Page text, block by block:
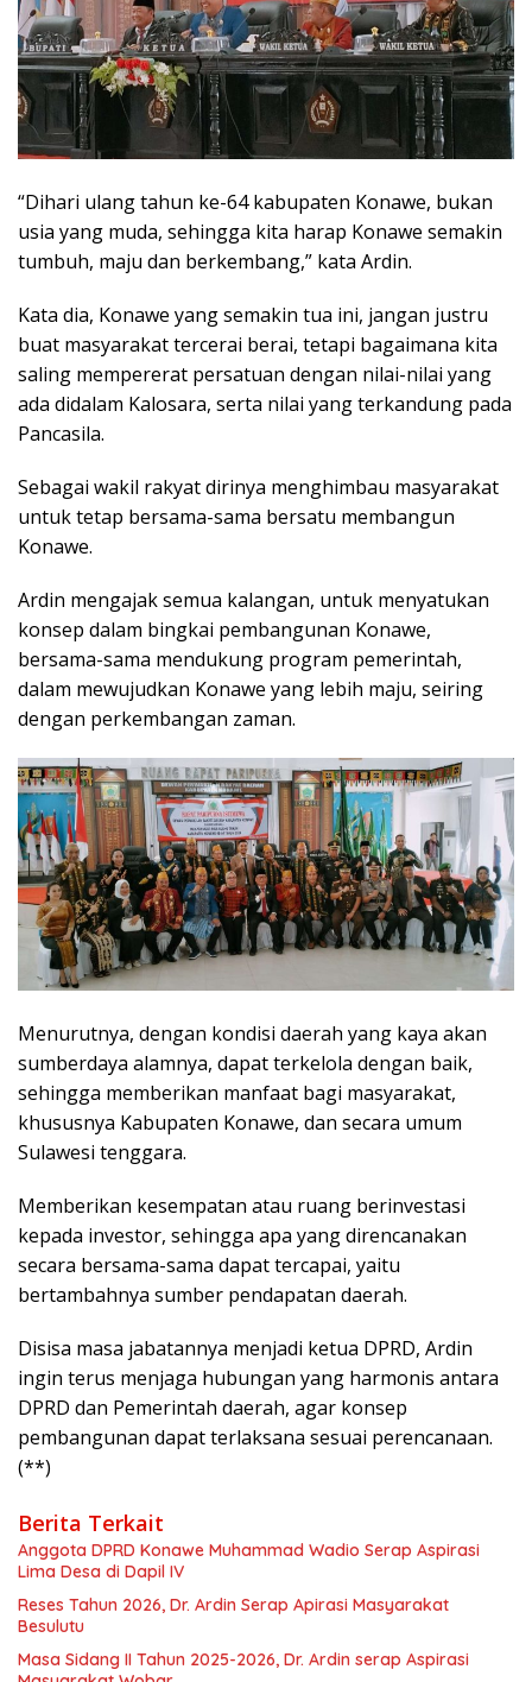
“Dihari ulang tahun ke-64 kabupaten Konawe, bukan
usia yang muda, sehingga kita harap Konawe semakin
tumbuh, maju dan berkembang,” kata Ardin.
Kata dia, Konawe yang semakin tua ini, jangan justru
buat masyarakat tercerai berai, tetapi bagaimana kita
saling mempererat persatuan dengan nilai-nilai yang
ada didalam Kalosara, serta nilai yang terkandung pada
Pancasila.
Sebagai wakil rakyat dirinya menghimbau masyarakat
untuk tetap bersama-sama bersatu membangun
Konawe.
Ardin mengajak semua kalangan, untuk menyatukan
konsep dalam bingkai pembangunan Konawe,
bersama-sama mendukung program pemerintah,
dalam mewujudkan Konawe yang lebih maju, seiring
dengan perkembangan zaman.
Menurutnya, dengan kondisi daerah yang kaya akan
sumberdaya alamnya, dapat terkelola dengan baik,
sehingga memberikan manfaat bagi masyarakat,
khususnya Kabupaten Konawe, dan secara umum
Sulawesi tenggara.
Memberikan kesempatan atau ruang berinvestasi
kepada investor, sehingga apa yang direncanakan
secara bersama-sama dapat tercapai, yaitu
bertambahnya sumber pendapatan daerah.
Disisa masa jabatannya menjadi ketua DPRD, Ardin
ingin terus menjaga hubungan yang harmonis antara
DPRD dan Pemerintah daerah, agar konsep
pembangunan dapat terlaksana sesuai perencanaan.
(**)
Berita Terkait
Anggota DPRD Konawe Muhammad Wadio Serap Aspirasi
Lima Desa di Dapil IV
Reses Tahun 2026, Dr. Ardin Serap Apirasi Masyarakat
Besulutu
Masa Sidang II Tahun 2025-2026, Dr. Ardin serap Aspirasi